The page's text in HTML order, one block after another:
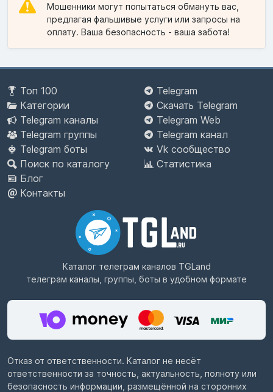
Мошенники могут попытаться обмануть вас,
предлагая фальшивые услуги или запросы на
оплату. Ваша безопасность - ваша забота!
Топ 100
Категории
Telegram каналы
Telegram группы
Telegram боты
Поиск по каталогу
Блог
Контакты
Telegram
Скачать Telegram
Telegram Web
Telegram канал
Vk сообщество
Статистика
Каталог телеграм каналов TGLand
телеграм каналы, группы, боты в удобном формате
Отказ от ответственности. Каталог не несёт
ответственности за точность, актуальность, полноту или
безопасность информации, размещённой на сторонних